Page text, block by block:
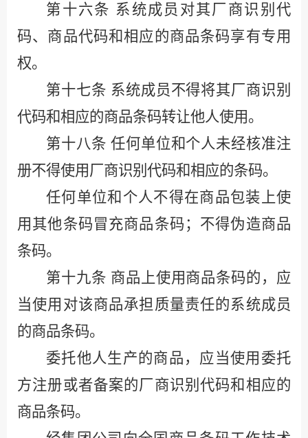
第十六条 系统成员对其厂商识别代
码、商品代码和相应的商品条码享有专用
权。
第十七条 系统成员不得将其厂商识别
代码和相应的商品条码转让他人使用。
第十八条 任何单位和个人未经核准注
册不得使用厂商识别代码和相应的条码。
任何单位和个人不得在商品包装上使
用其他条码冒充商品条码；不得伪造商品
条码。
第十九条 商品上使用商品条码的，应
当使用对该商品承担质量责任的系统成员
的商品条码。
委托他人生产的商品，应当使用委托
方注册或者备案的厂商识别代码和相应的
商品条码。